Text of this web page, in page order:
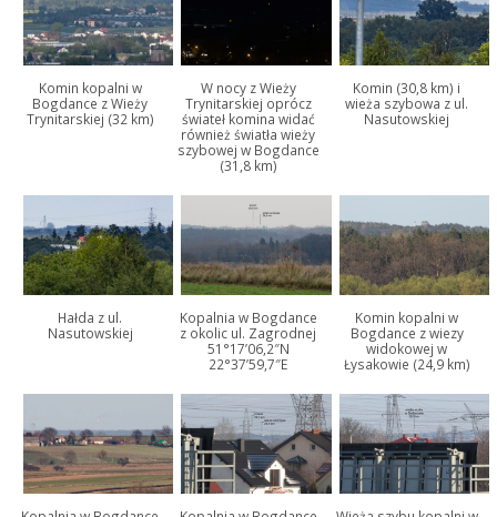
Komin kopalni w
Bogdance z Wieży
Trynitarskiej (32 km)
W nocy z Wieży
Trynitarskiej oprócz
świateł komina widać
również światła wieży
szybowej w Bogdance
(31,8 km)
Komin (30,8 km) i
wieża szybowa z ul.
Nasutowskiej
Hałda z ul.
Nasutowskiej
Kopalnia w Bogdance
z okolic ul. Zagrodnej
51°17’06,2″N
22°37’59,7″E
Komin kopalni w
Bogdance z wiezy
widokowej w
Łysakowie (24,9 km)